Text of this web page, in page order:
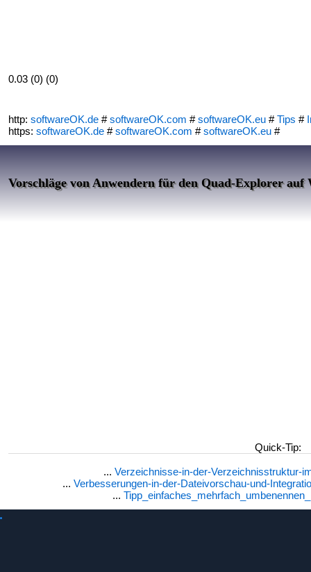
0.03 (0) (0)
http: softwareOK.de #softwareOK.com #softwareOK.eu #Tips #
https: softwareOK.de #softwareOK.com #softwareOK.eu #
Vorschläge von Anwendern für den Quad-Explorer auf
Quick-Tip:
... Verzeichnisse-in-der-Verzeichnisstruktur-
... Verbesserungen-in-der-Dateivorschau-und-
...